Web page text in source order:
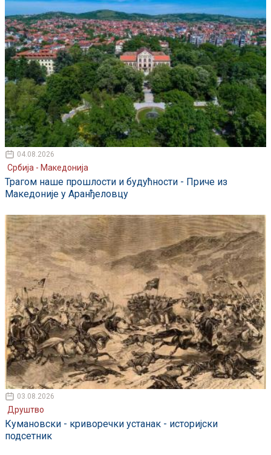
04.08.2026
Србија - Македонија
Трагом наше прошлости и будућности - Приче из
Македоније у Аранђеловцу
03.08.2026
Друштво
Кумановски - криворечки устанак - историјски
подсетник